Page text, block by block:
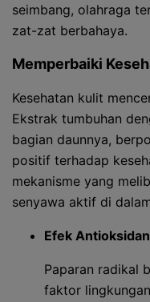
seimbang, olahraga
zat-zat berbahaya.
Memperbaiki
Kesehatan kulit
Ekstrak tumbuhan
bagian daunnya,
positif terhadap
mekanisme yang
senyawa aktif di
Efek
Paparan radikal
faktor